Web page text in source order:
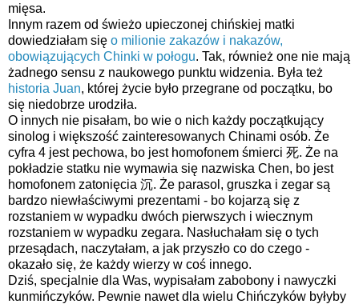
mięsa.
Innym razem od świeżo upieczonej chińskiej matki
dowiedziałam się o milionie zakazów i nakazów,
obowiązujących Chinki w połogu. Tak, również one nie mają
żadnego sensu z naukowego punktu widzenia. Była też
historia Juan, której życie było przegrane od początku, bo
się niedobrze urodziła.
O innych nie pisałam, bo wie o nich każdy początkujący
sinolog i większość zainteresowanych Chinami osób. Że
cyfra 4 jest pechowa, bo jest homofonem śmierci 死. Że na
pokładzie statku nie wymawia się nazwiska Chen, bo jest
homofonem zatonięcia 沉. Że parasol, gruszka i zegar są
bardzo niewłaściwymi prezentami - bo kojarzą się z
rozstaniem w wypadku dwóch pierwszych i wiecznym
rozstaniem w wypadku zegara. Nasłuchałam się o tych
przesądach, naczytałam, a jak przyszło co do czego -
okazało się, że każdy wierzy w coś innego.
Dziś, specjalnie dla Was, wypisałam zabobony i nawyczki
kunmińczyków. Pewnie nawet dla wielu Chińczyków byłyby